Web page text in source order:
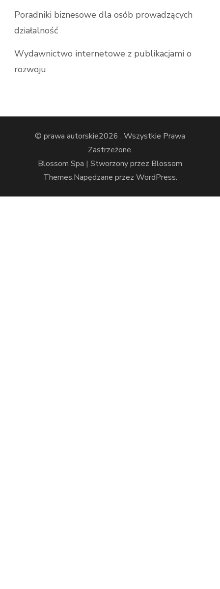
Poradniki biznesowe dla osób prowadzących
działalność
Wydawnictwo internetowe z publikacjami o
rozwoju
© prawa autorskie2026 . Wszystkie Prawa
Zastrzeżone.
Blossom Spa | Stworzony przez Blossom
Themes.Napędzane przez WordPress.